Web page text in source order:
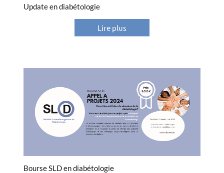
Update en diabétologie
Lire plus
Bourse SLD en diabétologie